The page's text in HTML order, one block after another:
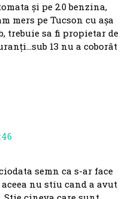
și pe 2.0 benzina,
mers pe Tucson cu așa
trebuie sa fi propietar de
13 nu a coborât
semn ca s-ar face
aceea nu stiu cand a avut